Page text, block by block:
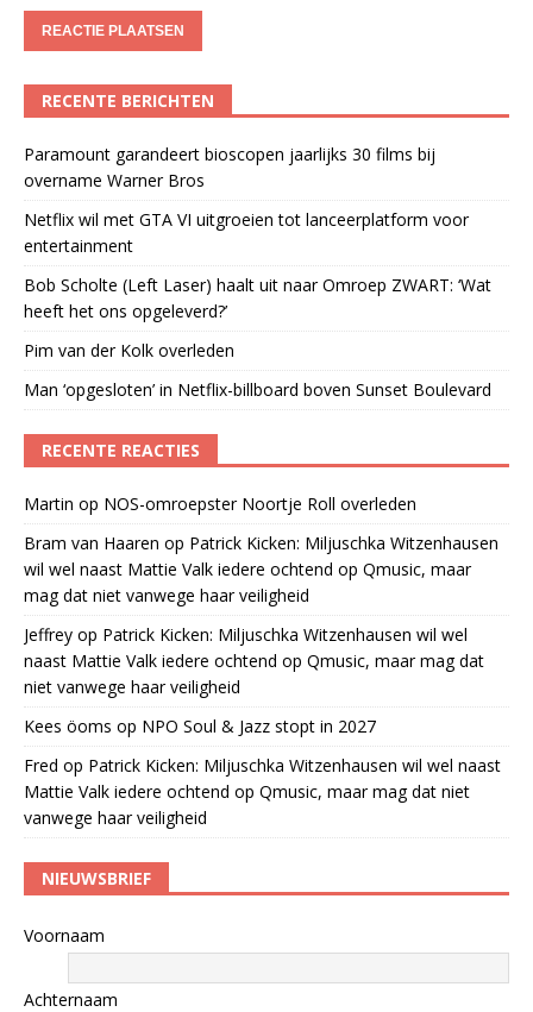
RECENTE BERICHTEN
Paramount garandeert bioscopen jaarlijks 30 films bij
overname Warner Bros
Netflix wil met GTA VI uitgroeien tot lanceerplatform voor
entertainment
Bob Scholte (Left Laser) haalt uit naar Omroep ZWART: ‘Wat
heeft het ons opgeleverd?’
Pim van der Kolk overleden
Man ‘opgesloten’ in Netflix-billboard boven Sunset Boulevard
RECENTE REACTIES
Martin op NOS-omroepster Noortje Roll overleden
Bram van Haaren op Patrick Kicken: Miljuschka Witzenhausen
wil wel naast Mattie Valk iedere ochtend op Qmusic, maar
mag dat niet vanwege haar veiligheid
Jeffrey op Patrick Kicken: Miljuschka Witzenhausen wil wel
naast Mattie Valk iedere ochtend op Qmusic, maar mag dat
niet vanwege haar veiligheid
Kees öoms op NPO Soul & Jazz stopt in 2027
Fred op Patrick Kicken: Miljuschka Witzenhausen wil wel naast
Mattie Valk iedere ochtend op Qmusic, maar mag dat niet
vanwege haar veiligheid
NIEUWSBRIEF
Voornaam
Achternaam